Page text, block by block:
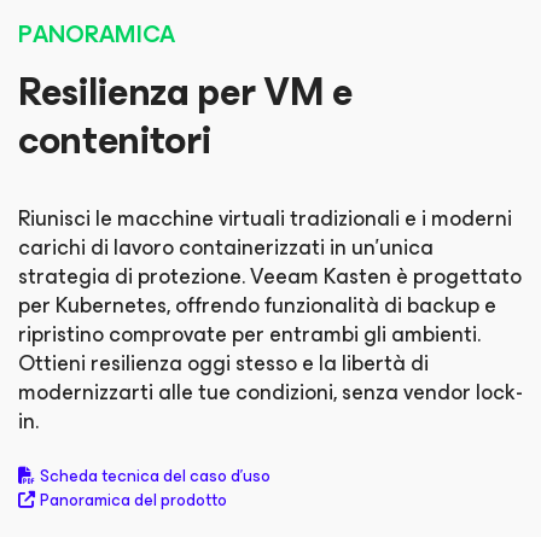
PANORAMICA
Resilienza per VM e
contenitori
Riunisci le macchine virtuali tradizionali e i moderni
carichi di lavoro containerizzati in un'unica
strategia di protezione. Veeam Kasten è progettato
per Kubernetes, offrendo funzionalità di backup e
ripristino comprovate per entrambi gli ambienti.
Ottieni resilienza oggi stesso e la libertà di
modernizzarti alle tue condizioni, senza vendor lock-
in.
Scheda tecnica del caso d'uso
Panoramica del prodotto